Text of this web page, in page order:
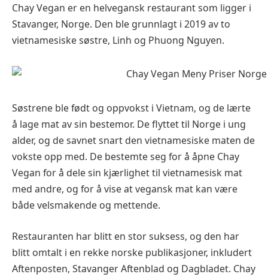
Chay Vegan er en helvegansk restaurant som ligger i
Stavanger, Norge. Den ble grunnlagt i 2019 av to
vietnamesiske søstre, Linh og Phuong Nguyen.
Søstrene ble født og oppvokst i Vietnam, og de lærte
å lage mat av sin bestemor. De flyttet til Norge i ung
alder, og de savnet snart den vietnamesiske maten de
vokste opp med. De bestemte seg for å åpne Chay
Vegan for å dele sin kjærlighet til vietnamesisk mat
med andre, og for å vise at vegansk mat kan være
både velsmakende og mettende.
Restauranten har blitt en stor suksess, og den har
blitt omtalt i en rekke norske publikasjoner, inkludert
Aftenposten, Stavanger Aftenblad og Dagbladet. Chay